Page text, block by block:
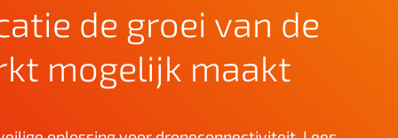
de groei van de
mogelijk maakt